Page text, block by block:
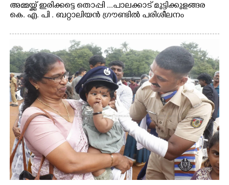
അമ്മയ്ക്ക് ഇരിക്കട്ടെ തൊപ്പി ...പാലക്കാട് മുട്ടിക്കുളങ്ങര
കെ. എ. പി . ബറ്റാലിയൻ ഗ്രൗണ്ടിൽ പരിശീലനം